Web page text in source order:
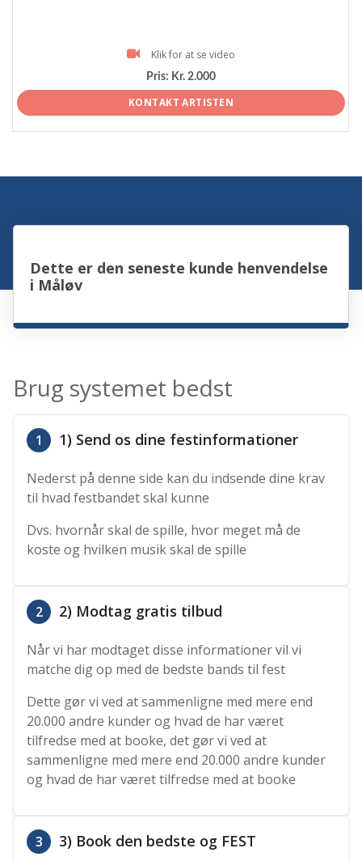
Klik for at se video
Pris: Kr. 2.000
KONTAKT ARTISTEN
Dette er den seneste kunde henvendelse
i Måløv
Brug systemet bedst
1 1) Send os dine festinformationer
Nederst på denne side kan du indsende dine krav
til hvad festbandet skal kunne
Dvs. hvornår skal de spille, hvor meget må de
koste og hvilken musik skal de spille
2 2) Modtag gratis tilbud
Når vi har modtaget disse informationer vil vi
matche dig op med de bedste bands til fest
Dette gør vi ved at sammenligne med mere end
20.000 andre kunder og hvad de har været
tilfredse med at booke, det gør vi ved at
sammenligne med mere end 20.000 andre kunder
og hvad de har været tilfredse med at booke
3 3) Book den bedste og FEST